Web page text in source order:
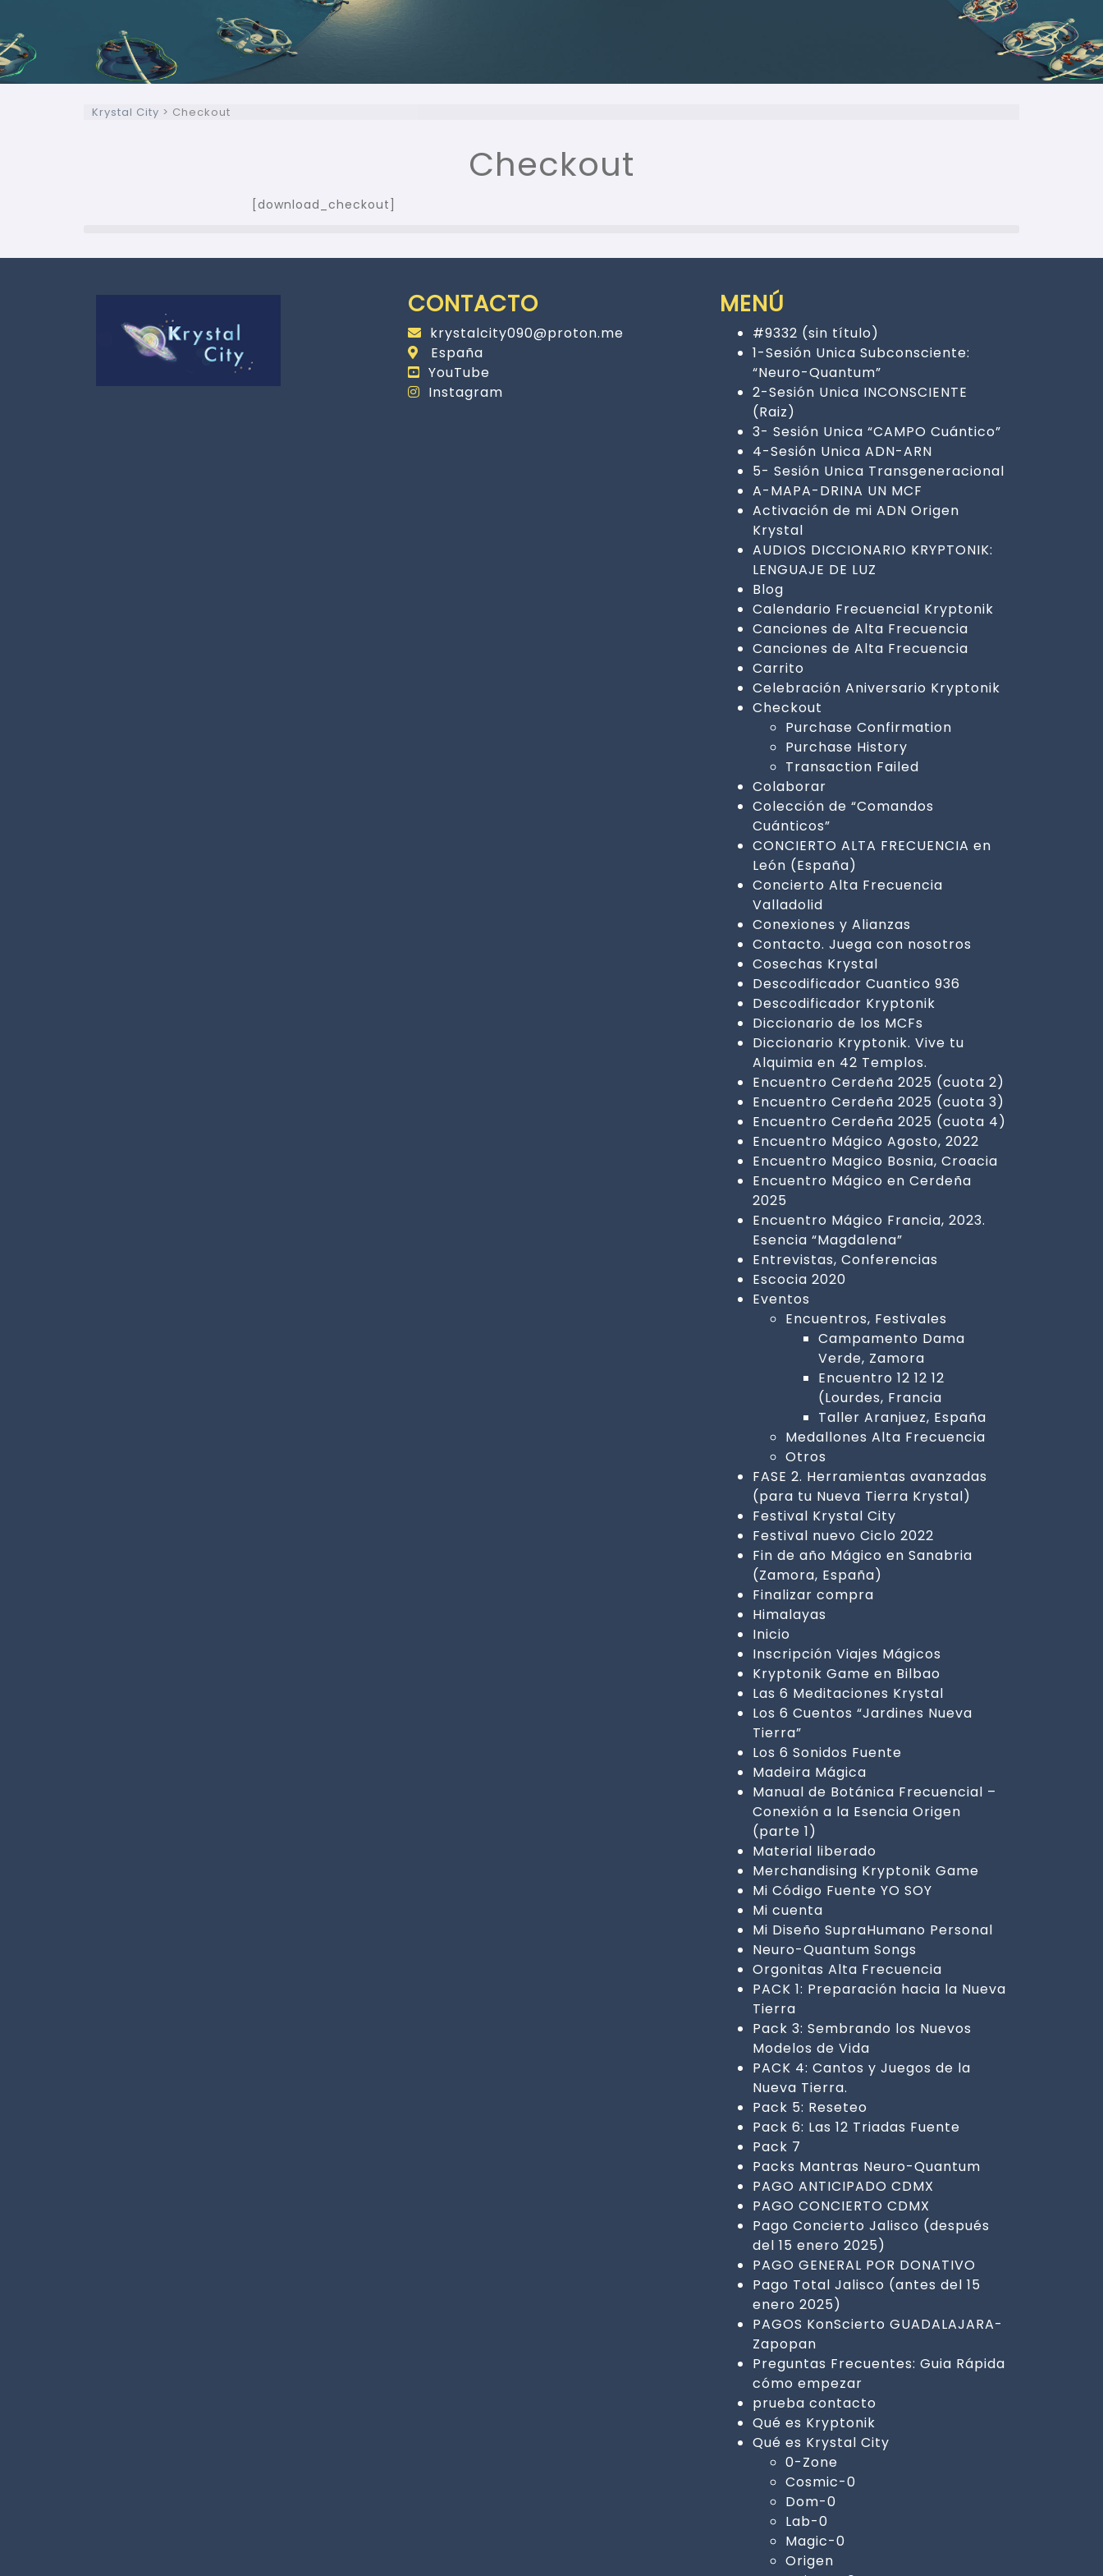
Krystal City > Checkout
Checkout
[download_checkout]
CONTACTO
krystalcity090@proton.me
España
YouTube
Instagram
MENÚ
#9332 (sin título)
1-Sesión Unica Subconsciente:
“Neuro-Quantum”
2-Sesión Unica INCONSCIENTE
(Raiz)
3- Sesión Unica “CAMPO Cuántico”
4-Sesión Unica ADN-ARN
5- Sesión Unica Transgeneracional
A-MAPA-DRINA UN MCF
Activación de mi ADN Origen
Krystal
AUDIOS DICCIONARIO KRYPTONIK:
LENGUAJE DE LUZ
Blog
Calendario Frecuencial Kryptonik
Canciones de Alta Frecuencia
Canciones de Alta Frecuencia
Carrito
Celebración Aniversario Kryptonik
Checkout
Purchase Confirmation
Purchase History
Transaction Failed
Colaborar
Colección de “Comandos
Cuánticos”
CONCIERTO ALTA FRECUENCIA en
León (España)
Concierto Alta Frecuencia
Valladolid
Conexiones y Alianzas
Contacto. Juega con nosotros
Cosechas Krystal
Descodificador Cuantico 936
Descodificador Kryptonik
Diccionario de los MCFs
Diccionario Kryptonik. Vive tu
Alquimia en 42 Templos.
Encuentro Cerdeña 2025 (cuota 2)
Encuentro Cerdeña 2025 (cuota 3)
Encuentro Cerdeña 2025 (cuota 4)
Encuentro Mágico Agosto, 2022
Encuentro Magico Bosnia, Croacia
Encuentro Mágico en Cerdeña
2025
Encuentro Mágico Francia, 2023.
Esencia “Magdalena”
Entrevistas, Conferencias
Escocia 2020
Eventos
Encuentros, Festivales
Campamento Dama
Verde, Zamora
Encuentro 12 12 12
(Lourdes, Francia
Taller Aranjuez, España
Medallones Alta Frecuencia
Otros
FASE 2. Herramientas avanzadas
(para tu Nueva Tierra Krystal)
Festival Krystal City
Festival nuevo Ciclo 2022
Fin de año Mágico en Sanabria
(Zamora, España)
Finalizar compra
Himalayas
Inicio
Inscripción Viajes Mágicos
Kryptonik Game en Bilbao
Las 6 Meditaciones Krystal
Los 6 Cuentos “Jardines Nueva
Tierra”
Los 6 Sonidos Fuente
Madeira Mágica
Manual de Botánica Frecuencial –
Conexión a la Esencia Origen
(parte 1)
Material liberado
Merchandising Kryptonik Game
Mi Código Fuente YO SOY
Mi cuenta
Mi Diseño SupraHumano Personal
Neuro-Quantum Songs
Orgonitas Alta Frecuencia
PACK 1: Preparación hacia la Nueva
Tierra
Pack 3: Sembrando los Nuevos
Modelos de Vida
PACK 4: Cantos y Juegos de la
Nueva Tierra.
Pack 5: Reseteo
Pack 6: Las 12 Triadas Fuente
Pack 7
Packs Mantras Neuro-Quantum
PAGO ANTICIPADO CDMX
PAGO CONCIERTO CDMX
Pago Concierto Jalisco (después
del 15 enero 2025)
PAGO GENERAL POR DONATIVO
Pago Total Jalisco (antes del 15
enero 2025)
PAGOS KonScierto GUADALAJARA-
Zapopan
Preguntas Frecuentes: Guia Rápida
cómo empezar
prueba contacto
Qué es Kryptonik
Qué es Krystal City
0-Zone
Cosmic-0
Dom-0
Lab-0
Magic-0
Origen